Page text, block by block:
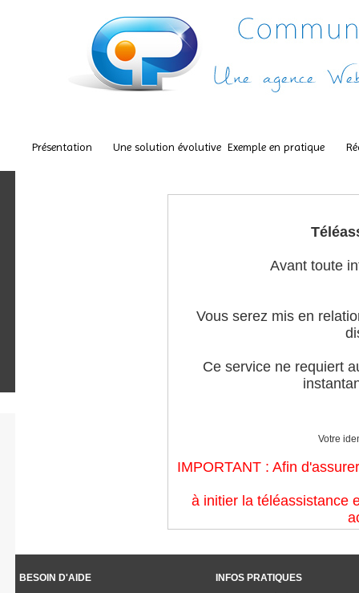
Présentation Une solution évolutive Exemple en pratique
Avant toute
Vous serez mis en
Ce service ne requiert
Votre
IMPORTANT : Afin
à initier la téléassistance
BESOIN D'AIDE
INFOS PRATIQUES